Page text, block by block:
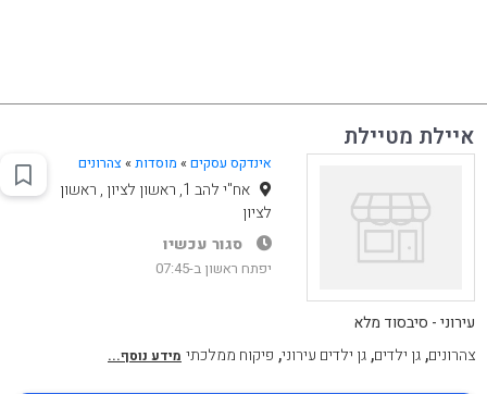
איילת מטיילת
אינדקס עסקים » מוסדות» צהרונים
אח"י להב 1, ראשון לציון , ראשון
לציון
סגור עכשיו
יפתח ראשון ב-07:45
עירוני - סיבסוד מלא
צהרונים,גן ילדים,גן ילדים עירוני, פיקוח ממלכתי מידע נוסף...